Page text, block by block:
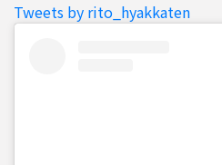
Tweets by rito_hyakkaten